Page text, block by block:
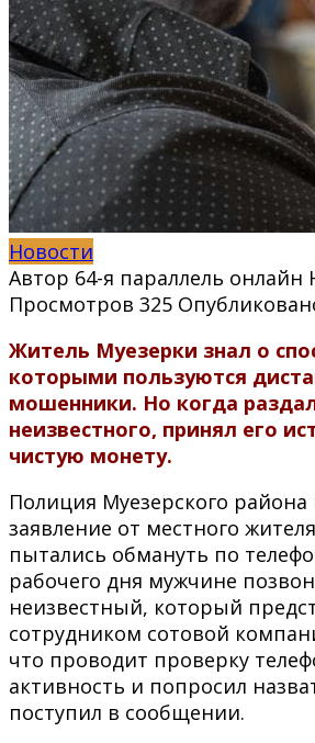
Новости
Автор 64-я параллель онлайн
Просмотров 325
Житель Муезерки знал о
которыми пользуются
мошенники. Но когда
неизвестного, принял его
чистую монету.
Полиция Муезерского района
заявление от местного
пытались обмануть по
рабочего дня мужчине
неизвестный, который
сотрудником сотовой
что проводит проверку
активность и попросил
поступил в сообщении.